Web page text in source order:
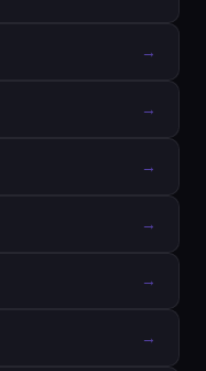
→
→
→
→
→
→